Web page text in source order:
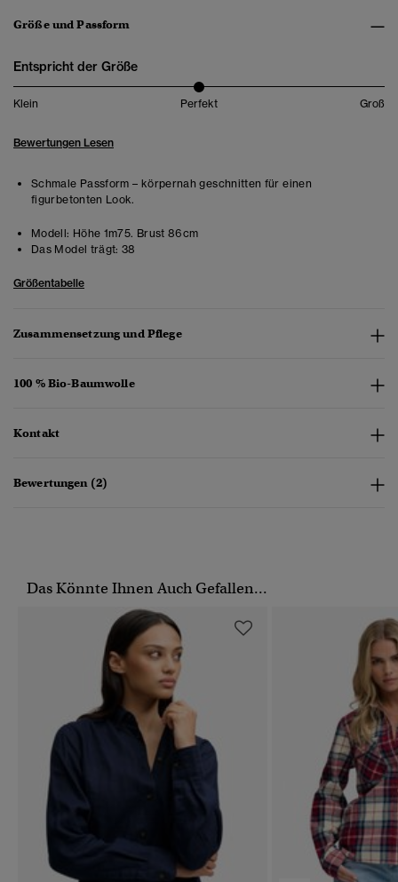
Größe und Passform
Entspricht der Größe
Klein Perfekt Groß
Bewertungen Lesen
Schmale Passform – körpernah geschnitten für einen
figurbetonten Look.
Modell: Höhe 1m75. Brust 86cm
Das Model trägt: 38
Größentabelle
Zusammensetzung und Pflege
100 % Bio-Baumwolle
Kontakt
Bewertungen (2)
Das Könnte Ihnen Auch Gefallen...